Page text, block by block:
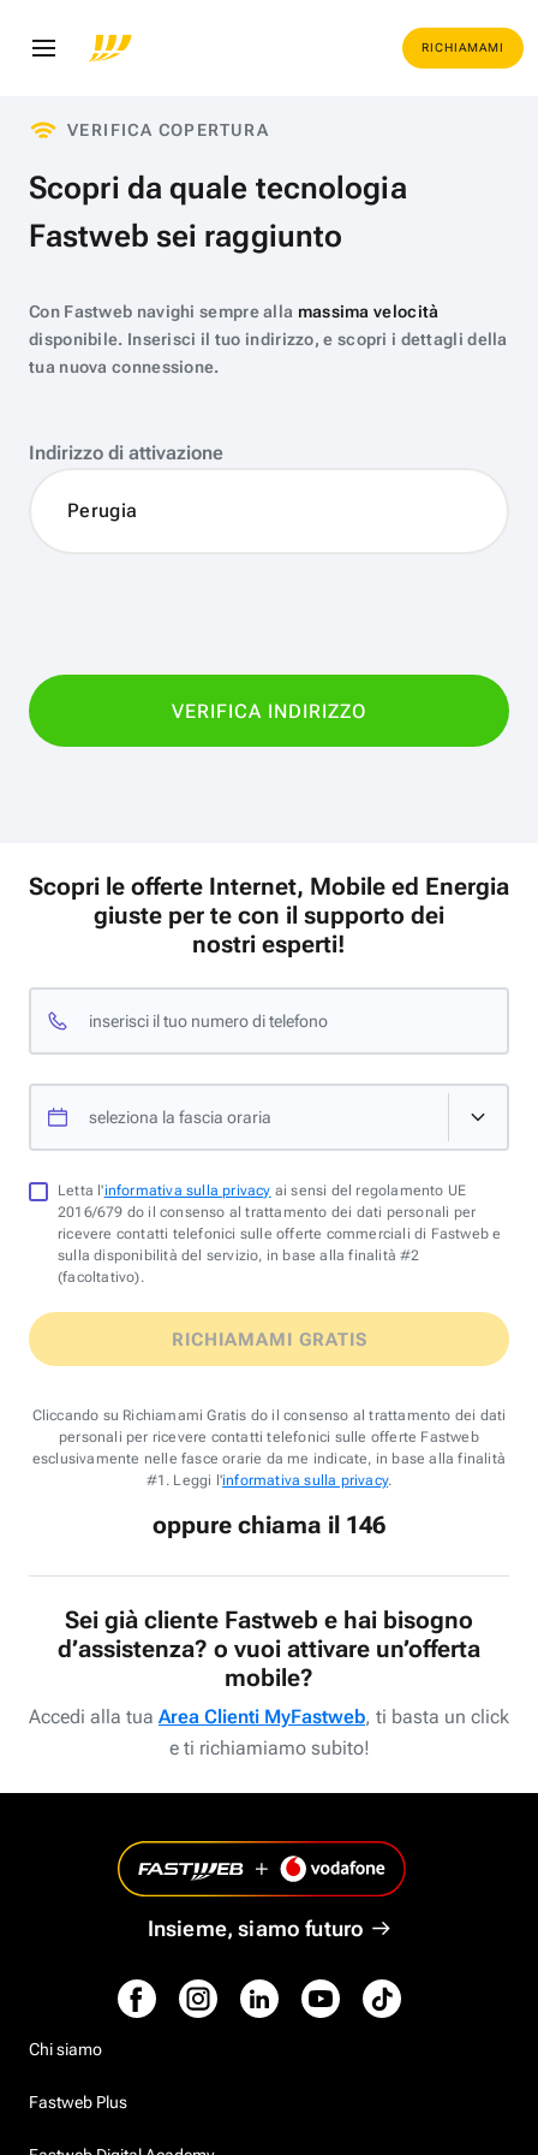
RICHIAMAMI
Scopri le offerte Internet, Mobile ed Energia
giuste per te con il supporto dei
nostri esperti!
inserisci il tuo numero di telefono
seleziona la fascia oraria
Letta l'informativa sulla privacy ai sensi del regolamento UE
2016/679 do il consenso al trattamento dei dati personali per
ricevere contatti telefonici sulle offerte commerciali di Fastweb e
sulla disponibilità del servizio, in base alla finalità #2
(facoltativo).
RICHIAMAMI GRATIS
Cliccando su Richiamami Gratis do il consenso al trattamento dei dati
personali per ricevere contatti telefonici sulle offerte Fastweb
esclusivamente nelle fasce orarie da me indicate, in base alla finalità
#1. Leggi l'informativa sulla privacy.
oppure chiama il 146
Sei già cliente Fastweb e hai bisogno
d’assistenza? o vuoi attivare un’offerta
mobile?
Accedi alla tua Area Clienti MyFastweb, ti basta un click
e ti richiamiamo subito!
Insieme, siamo futuro
Chi siamo
Fastweb Plus